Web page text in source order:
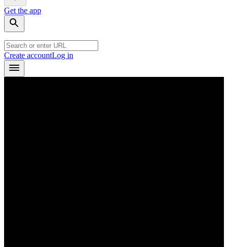
Get the app
Create accountLog in